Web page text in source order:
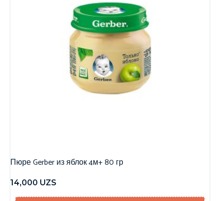
Пюре Gerber из яблок 4м+ 80 гр
14,000 UZS